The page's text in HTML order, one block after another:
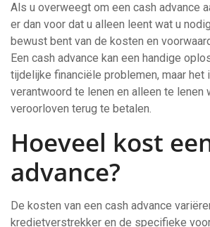
Als u overweegt om een cash advance
er dan voor dat u alleen leent wat u
bewust bent van de kosten en
Een cash advance kan een handige
tijdelijke financiële problemen, maar het
verantwoord te lenen en alleen te lenen
veroorloven terug te betalen.
Hoeveel kost
advance?
De kosten van een cash advance
kredietverstrekker en de specifieke